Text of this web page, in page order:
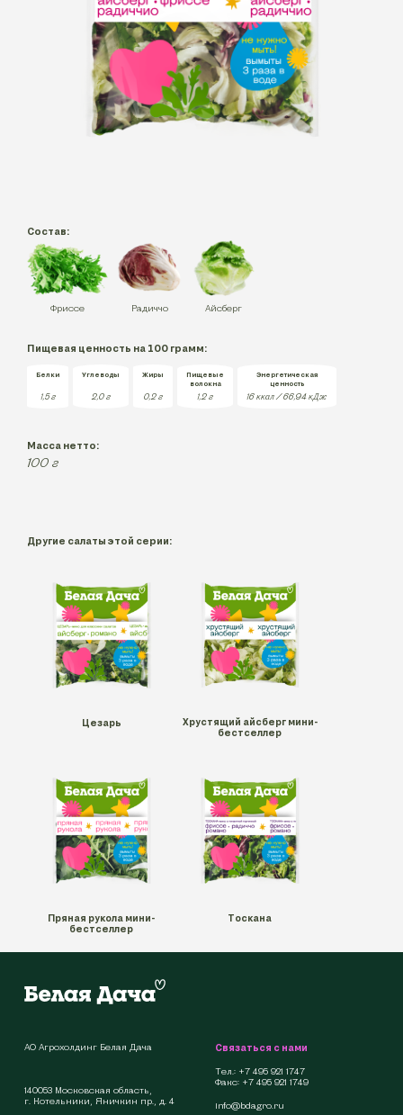
Состав:
Фриссе Радиччо Айсберг
Пищевая ценность на 100 грамм:
Белки
1,5г
Углеводы
2,0г
Жиры
0,2г
Пищевые
волокна
1,2г
Энергетическая
ценность
16 ккал / 66,94 кДж
Масса нетто:
100 г
Другие салаты этой серии:
Цезарь
Хрустящий айсберг мини-
бестселлер
Пряная рукола мини-
бестселлер
Тоскана
АО Агрохолдинг Белая Дача
140053 Московская область,
г. Котельники, Яничкин пр., д. 4
Связаться с нами
Тел.: +7 495 921 1747
Факс: +7 495 921 1749
info@bdagro.ru